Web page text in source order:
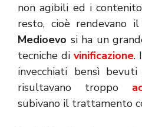
non agibili ed i
resto, cioè rendevano
Medioevo si ha un
tecniche di vinificazione.
invecchiati bensì
risultavano troppo
subivano il trattamento